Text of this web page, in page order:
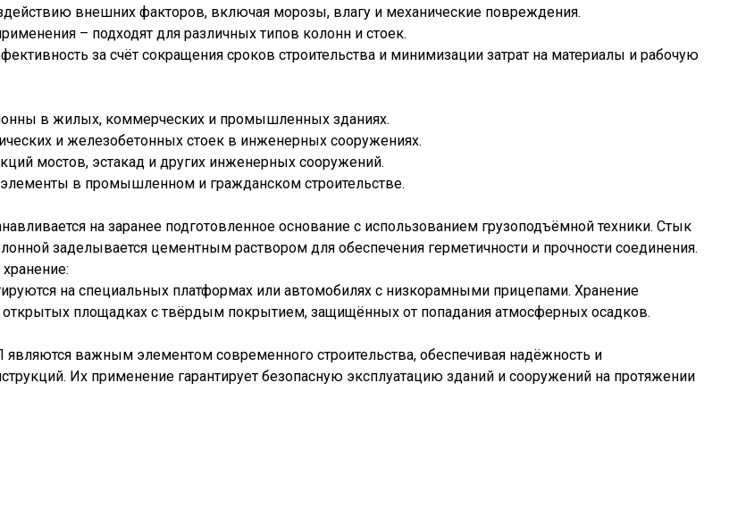
внешних факторов, включая морозы, влагу и механические повреждения.
– подходят для различных типов колонн и стоек.
за счёт сокращения сроков строительства и минимизации затрат на материалы и рабочую
в жилых, коммерческих и промышленных зданиях.
и железобетонных стоек в инженерных сооружениях.
мостов, эстакад и других инженерных сооружений.
в промышленном и гражданском строительстве.
на заранее подготовленное основание с использованием грузоподъёмной техники. Стык
заделывается цементным раствором для обеспечения герметичности и прочности соединения.
на специальных платформах или автомобилях с низкорамными прицепами. Хранение
открытых площадках с твёрдым покрытием, защищённых от попадания атмосферных осадков.
важным элементом современного строительства, обеспечивая надёжность и
Их применение гарантирует безопасную эксплуатацию зданий и сооружений на протяжении